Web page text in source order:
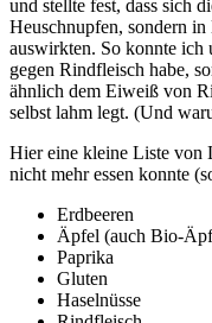
und stellte fest, dass sich
Heuschnupfen, sondern
auswirkten. So konnte ich
gegen Rindfleisch habe,
ähnlich dem Eiweiß von
selbst lahm legt. (Und
Hier eine kleine Liste von
nicht mehr essen konnte
Erdbeeren
Äpfel (auch Bio-
Paprika
Gluten
Haselnüsse